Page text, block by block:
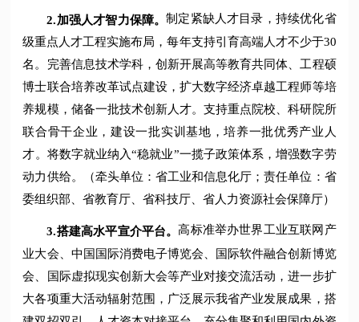
2.加强人才智力保障。制定紧缺人才目录，持续优化省
级重点人才工程实施布局，每年支持引育高端人才不少于30
名。完善信息技术学科，创新开展高等教育共同体、工程硕
博士联合培养改革试点建设，扩大数字经济卓越工程师等培
养规模，储备一批技术创新人才。支持重点院校、科研院所
联合骨干企业，建设一批实训基地，培养一批优秀产业人
才。将数字就业纳入“稳就业”一揽子政策体系，增强数字劳
动力供给。（牵头单位：省工业和信息化厅；责任单位：省
委组织部、省教育厅、省科技厅、省人力资源社会保障厅）
3.搭建高水平宣介平台。 高标准举办世界工业互联网产
业大会、中国国际消费电子博览会、国际软件融合创新博览
会、国际虚拟现实创新大会等产业对接交流活动，进一步扩
大各项重大活动辐射范围，广泛展示我省产业发展成果，搭